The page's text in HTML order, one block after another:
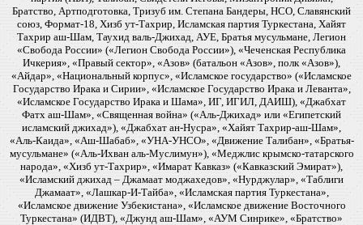
Братство, Артподготовка, Тризуб им. Степана Бандеры, НСО, Славянский
союз, Формат-18, Хизб ут-Тахрир, Исламская партия Туркестана, Хайят
Тахрир аш-Шам, Таухид валь-Джихад, АУЕ, Братья мусульмане, Легион
«Свобода России» («Легион Свобода России»), «Чеченская Республика
Ичкерия», «Правый сектор», «Азов» (батальон «Азов», полк «Азов»),
«Айдар», «Национальный корпус», «Исламское государство» («Исламское
Государство Ирака и Сирии», «Исламское Государство Ирака и Леванта»,
«Исламское Государство Ирака и Шама», ИГ, ИГИЛ, ДАИШ), «Джабхат
Фатх аш-Шам», «Священная война» («Аль-Джихад» или «Египетский
исламский джихад»), «Джабхат ан-Нусра», «Хайят Тахрир-аш-Шам»,
«Аль-Каида», «Аш-Шабаб», «УНА-УНСО», «Движение Талибан», «Братья-
мусульмане» («Аль-Ихван аль-Муслимун»), «Меджлис крымско-татарского
народа», «Хизб ут-Тахрир», «Имарат Кавказ» («Кавказский Эмират»),
«Исламский джихад – Джамаат моджахедов», «Нурджулар», «Таблиги
Джамаат», «Лашкар-И-Тайба», «Исламская партия Туркестана»,
«Исламское движение Узбекистана», «Исламское движение Восточного
Туркестана» (ИДВТ), «Джунд аш-Шам», «АУМ Синрике», «Братство»